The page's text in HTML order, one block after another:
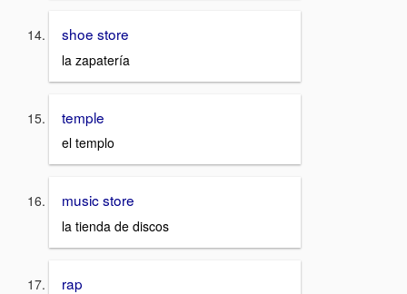
shoe store
la zapatería
temple
el templo
music store
la tienda de discos
rap